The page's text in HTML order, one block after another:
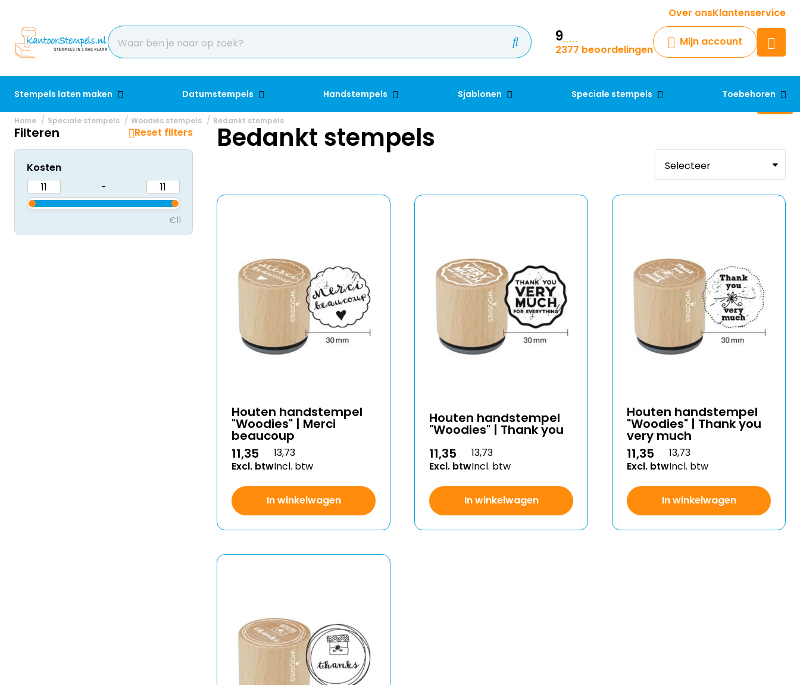
Over onsKlantenservice
9
2377 beoordelingen
Mijn account
Stempels laten maken Datumstempels Handstempels Sjablonen Speciale stempels Toebehoren
Krijg een antwoord op uw vraag
Chatbot
Chat 24/7 met onze chatbot
Contact
Home Speciale stempels Woodies stempels Bedankt stempels
Bedankt stempels
Houten handstempel
"Woodies" | Merci
beaucoup
11,35
Excl. btw
13,73
Incl. btw
In winkelwagen
Houten handstempel
"Woodies" | Thank you
11,35
Excl. btw
13,73
Incl. btw
In winkelwagen
Houten handstempel
"Woodies" | Thank you
very much
11,35
Excl. btw
13,73
Incl. btw
In winkelwagen
Filteren Reset filters
Kosten
-
€11